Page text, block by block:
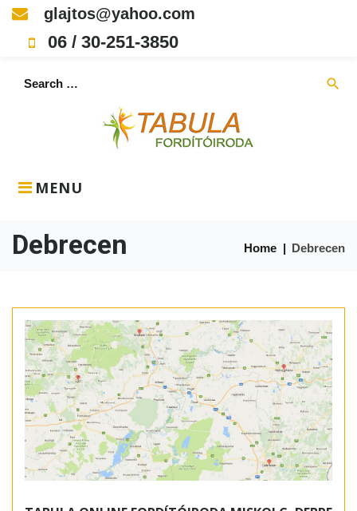
Skip
content
glajtos@yahoo.com
06 / 30-251-3850
MENU
Search
search
Debrecen Home | Debrecen
Debrecen